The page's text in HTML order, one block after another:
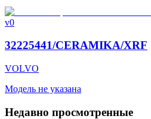
v0
32225441/CERAMIKA/XRF
VOLVO
Модель не указана
Недавно просмотренные